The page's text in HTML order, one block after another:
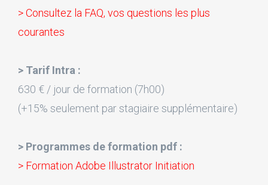
> Consultez la FAQ, vos questions les plus
courantes
> Tarif Intra :
630 € / jour de formation (7h00)
(+15% seulement par stagiaire supplémentaire)
> Programmes de formation pdf :
> Formation Adobe Illustrator Initiation